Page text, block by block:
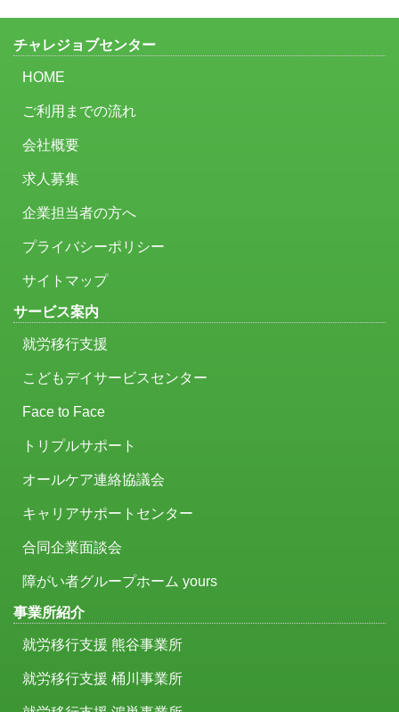
チャレジョブセンター
HOME
ご利用までの流れ
会社概要
求人募集
企業担当者の方へ
プライバシーポリシー
サイトマップ
サービス案内
就労移行支援
こどもデイサービスセンター
Face to Face
トリプルサポート
オールケア連絡協議会
キャリアサポートセンター
合同企業面談会
障がい者グループホーム yours
事業所紹介
就労移行支援 熊谷事業所
就労移行支援 桶川事業所